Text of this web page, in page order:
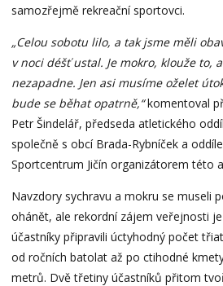
samozřejmě rekreační sportovci.
„Celou sobotu lilo, a tak jsme měli
v noci déšť ustal. Je mokro, klouže to,
nezapadne. Jen asi musíme oželet
bude se běhat opatrně,“komentoval
Petr Šindelář, předseda atletického
společně s obcí Brada-Rybníček a
Sportcentrum Jičín organizátorem této
Navzdory sychravu a mokru se museli
ohánět, ale rekordní zájem veřejnosti
účastníky připravili úctyhodný počet
od ročních batolat až po ctihodné
metrů. Dvě třetiny účastníků přitom